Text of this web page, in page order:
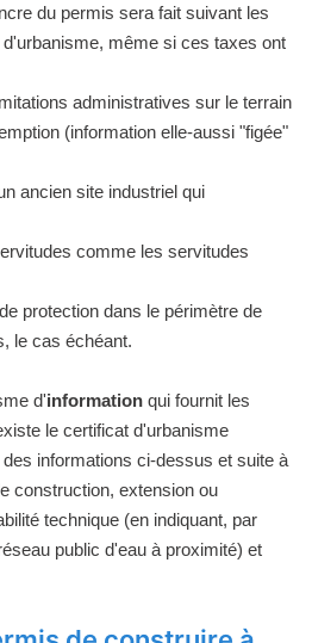
du permis sera fait suivant les
même si ces taxes ont
administratives sur le terrain
(information elle-aussi "figée"
ancien site industriel qui
comme les servitudes
protection dans le périmètre de
le cas échéant.
d'information qui fournit les
le certificat d'urbanisme
des informations ci-dessus et suite à
construction, extension ou
technique (en indiquant, par
public d'eau à proximité) et